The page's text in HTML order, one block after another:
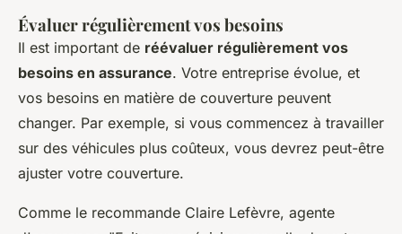
Évaluer régulièrement vos besoins
Il est important de réévaluer régulièrement vos
besoins en assurance. Votre entreprise évolue, et
vos besoins en matière de couverture peuvent
changer. Par exemple, si vous commencez à travailler
sur des véhicules plus coûteux, vous devrez peut-être
ajuster votre couverture.
Comme le recommande Claire Lefèvre, agente